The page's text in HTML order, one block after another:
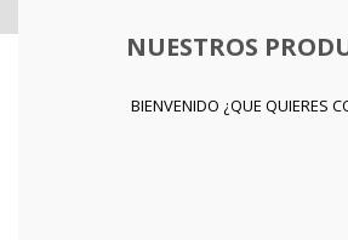
NUESTROS
BIENVENIDO ¿QUE QUIERES